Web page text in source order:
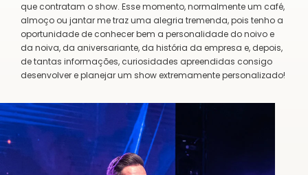
que contratam o show. Esse momento, normalmente um café,
almoço ou jantar me traz uma alegria tremenda, pois tenho a
oportunidade de conhecer bem a personalidade do noivo e
da noiva, da aniversariante, da história da empresa e, depois,
de tantas informações, curiosidades apreendidas consigo
desenvolver e planejar um show extremamente personalizado!